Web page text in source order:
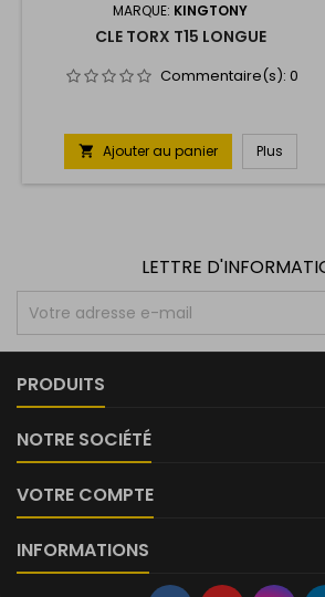
MARQUE: KINGTONY
CLE TORX T15 LONGUE
Commentaire(s): 0
 Ajouter au panier Plus
LETTRE
PRODUITS
NOTRE SOCIÉTÉ
VOTRE COMPTE
INFORMATIONS